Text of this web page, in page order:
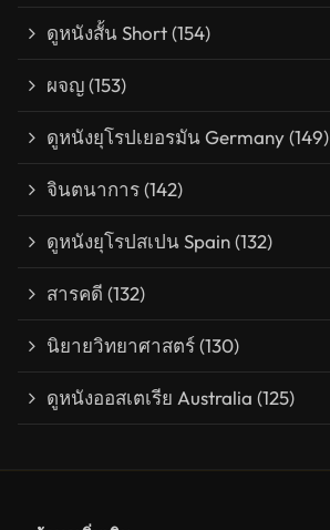
ดูหนังสั้น Short(154)
ผจญ(153)
ดูหนังยุโรปเยอรมัน Germany(149)
จินตนาการ(142)
ดูหนังยุโรปสเปน Spain(132)
สารคดี (132)
นิยายวิทยาศาสตร์(130)
ดูหนังออสเตเรีย Australia (125)